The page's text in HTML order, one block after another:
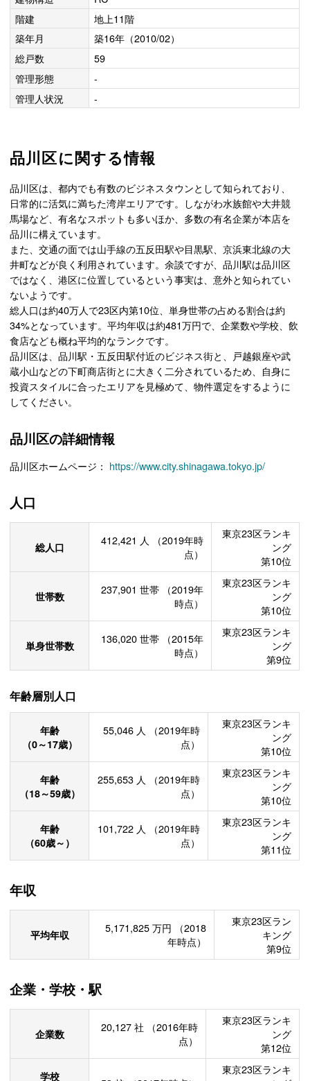
階建
地上11階
築年月
築16年（2010/02）
総戸数
59
管理形態
-
管理人状況
-
品川区に関する情報
品川区は、都内でも有数のビジネスタウンとして知られており、
日常的に活気に満ちた湾岸エリアです。しながわ水族館や大井競
馬場など、有名なスポットも多いほか、多数の有名企業が本店を
品川に構えています。
また、交通の面では山手線の五反田駅や目黒駅、京浜東北線の大
井町などが良く利用されています。余談ですが、品川駅は品川区
ではなく、港区に位置しているという事実は、意外と知られてい
ないようです。
総人口は約40万人で23区内第10位、単身世帯の占める割合は約
34%となっています。平均年収は約481万円で、企業数や学校、飲
食店なども概ね平均的なランクです。
品川区は、品川駅・五反田駅付近のビジネス街と、戸越銀座や武
蔵小山などの下町商店街とに大きく二分されているため、自身に
投資スタイルに合ったエリアを見極めて、物件選定をするように
してください。
品川区の詳細情報
品川区ホームページ： https://www.city.shinagawa.tokyo.jp/
人口
総人口 412,421 人
（2019年時
点）
東京23区ランキ
ング
第10位
世帯数 237,901 世帯
（2019年
時点）
東京23区ランキ
ング
第10位
単身世帯数 136,020 世帯
（2015年
時点）
東京23区ランキ
ング
第9位
年齢層別人口
年齢
（0～17歳）
55,046 人
（2019年時
点）
東京23区ランキ
ング
第10位
年齢
（18～59歳）
255,653 人
（2019年時
点）
東京23区ランキ
ング
第10位
年齢
（60歳～）
101,722 人
（2019年時
点）
東京23区ランキ
ング
第11位
年収
平均年収 5,171,825 万円
（2018
年時点）
東京23区ラン
キング
第9位
企業・学校・駅
企業数 20,127 社
（2016年時
点）
東京23区ランキ
ング
第12位
学校
東京23区ランキ